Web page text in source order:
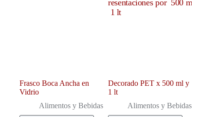
Frasco Boca Ancha en
Vidrio
Alimentos y Bebidas
Decorado PET x 500 ml y
1 lt
Alimentos y Bebidas